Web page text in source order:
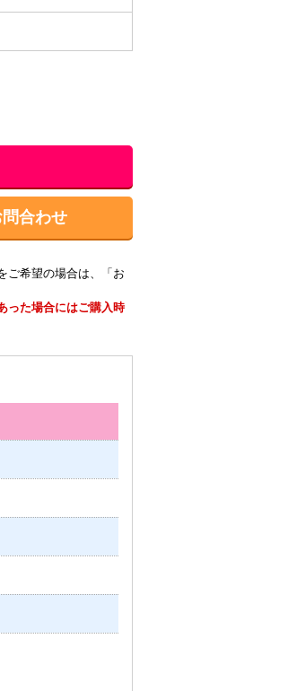
問合わせ
ご希望の場合は、「お
った場合にはご購入時